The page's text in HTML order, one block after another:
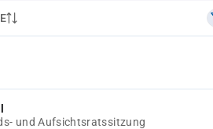
und Aufsichtsratssitzung